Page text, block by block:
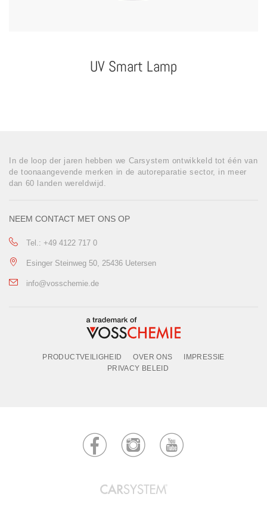
UV Smart Lamp
In de loop der jaren hebben we Carsystem ontwikkeld tot één van
de toonaangevende merken in de autoreparatie sector, in meer
dan 60 landen wereldwijd.
NEEM CONTACT MET ONS OP
Tel.: +49 4122 717 0
Esinger Steinweg 50, 25436 Uetersen
info@vosschemie.de
PRODUCTVEILIGHEID OVER ONS
IMPRESSIE
PRIVACY BELEID